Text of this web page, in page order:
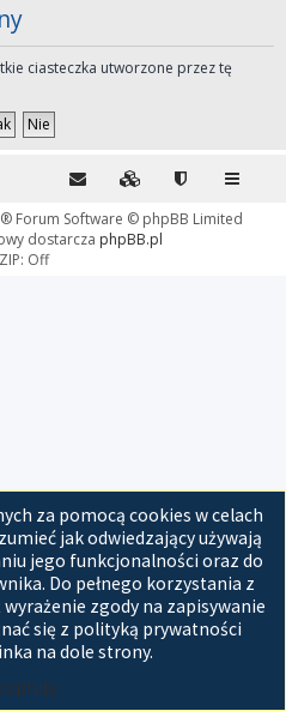
ciasteczka utworzone przez tę
za pomocą cookies w celach
jak odwiedzający używają
jego funkcjonalności oraz do
Do pełnego korzystania z
zgody na zapisywanie
się z polityką prywatności
na dole strony.
® Forum Software © phpBB Limited
dostarcza phpBB.pl
Off